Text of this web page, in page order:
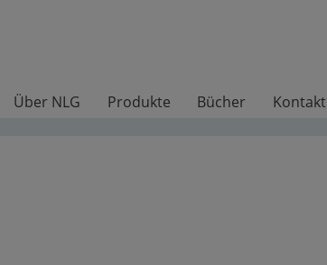
Über NLG Produkte Bücher Kontakt